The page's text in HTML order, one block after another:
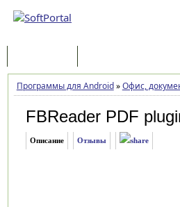
Программы для Android»Офис,
FBReader PDF
Описание Отзывы